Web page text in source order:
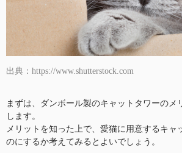
出典：https://www.shutterstock.com
まずは、ダンボール製のキャットタワーのメ
します。
メリットを知った上で、愛猫に用意するキャ
のにするか考えてみるとよいでしょう。